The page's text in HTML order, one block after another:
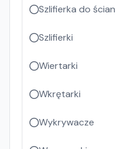
Szlifierka do ścian
Szlifierki
Wiertarki
Wkrętarki
Wykrywacze